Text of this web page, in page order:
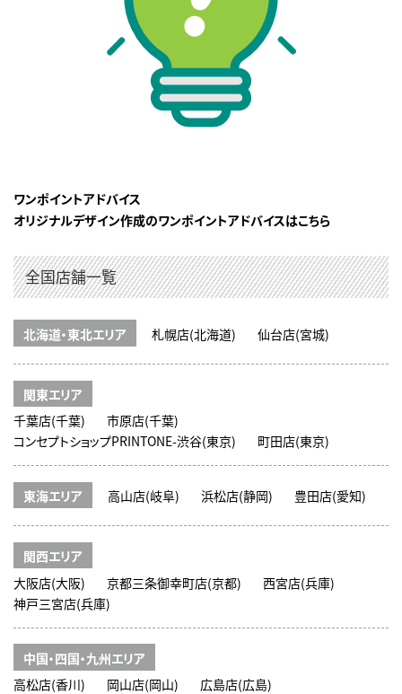
ワンポイントアドバイス
オリジナルデザイン作成のワンポイントアドバイスはこちら
全国店舗一覧
北海道・東北エリア 札幌店(北海道) 仙台店(宮城)
関東エリア
千葉店(千葉)
市原店(千葉)
コンセプトショップPRINTONE-渋谷(東京)
町田店(東京)
東海エリア 高山店(岐阜) 浜松店(静岡) 豊田店(愛知)
関西エリア
大阪店(大阪)
京都三条御幸町店(京都)
西宮店(兵庫)
神戸三宮店(兵庫)
中国・四国・九州エリア
高松店(香川)
岡山店(岡山)
広島店(広島)